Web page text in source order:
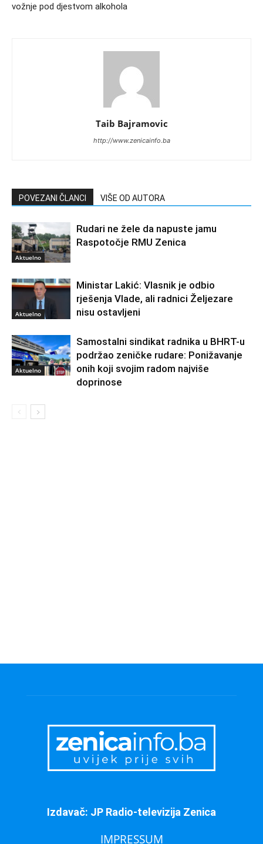
vožnje pod djestvom alkohola
Taib Bajramovic
http://www.zenicainfo.ba
POVEZANI ČLANCI VIŠE OD AUTORA
Aktuelno
Rudari ne žele da napuste jamu
Raspotočje RMU Zenica
Aktuelno
Ministar Lakić: Vlasnik je odbio
rješenja Vlade, ali radnici Željezare
nisu ostavljeni
Aktuelno
Samostalni sindikat radnika u BHRT-u
podržao zeničke rudare: Ponižavanje
onih koji svojim radom najviše
doprinose
Izdavač: JP Radio-televizija Zenica
IMPRESSUM